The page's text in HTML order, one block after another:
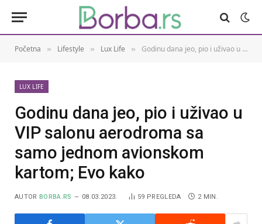
Početna » Lifestyle » Lux Life » Godinu dana jeo, pio i uživao u VIP salonu aerodroma sa samo jednom avionskom kartom; Evo kako
LUX LIFE
Godinu dana jeo, pio i uživao u
VIP salonu aerodroma sa
samo jednom avionskom
kartom; Evo kako
AUTOR BORBA.RS 08.03.2023. 59 PREGLEDA 2 MIN.